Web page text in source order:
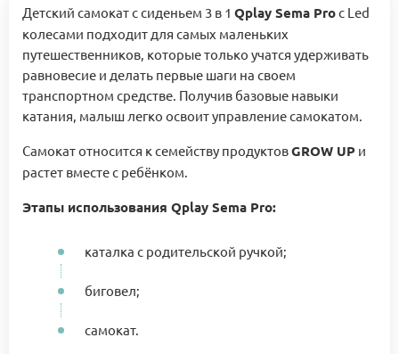
Детский самокат с сиденьем 3 в 1 Qplay Sema Proс Led
колесами подходит для самых маленьких
путешественников, которые только учатся удерживать
равновесие и делать первые шаги на своем
транспортном средстве. Получив базовые навыки
катания, малыш легко освоит управление самокатом.
Самокат относится к семейству продуктовGROW UP и
растет вместе с ребёнком.
Этапы использования Qplay Sema Pro:
каталка с родительской ручкой;
биговел;
самокат.